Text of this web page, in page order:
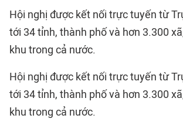
Hội nghị được kết nối trực tuyến từ
tới 34 tỉnh, thành phố và hơn 3.300
khu trong cả nước.
Hội nghị được kết nối trực tuyến từ
tới 34 tỉnh, thành phố và hơn 3.300
khu trong cả nước.